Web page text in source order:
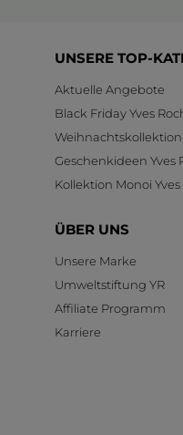
UNSERE TOP-
Aktuelle Angebote
Black Friday Yves
Weihnachtskollektion
Geschenkideen Yves
Kollektion Monoi
ÜBER UNS
Unsere Marke
Umweltstiftung YR
Affiliate Programm
Karriere